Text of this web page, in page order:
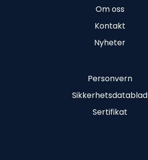
Om oss
Kontakt
Nyheter
Personvern
Sikkerhetsdatablad
Sertifikat